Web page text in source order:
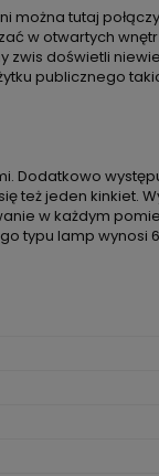
można tutaj
w otwartych
zwis doświetli
publicznego
Dodatkowo
też jeden kinkiet.
w każdym
typu lamp wynosi